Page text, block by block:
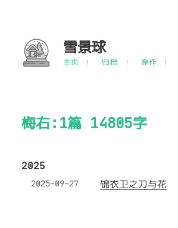
雪景球
主页 归档 原作
梅右:1篇 14805字
2025
2025-09-27 锦衣卫之刀与花